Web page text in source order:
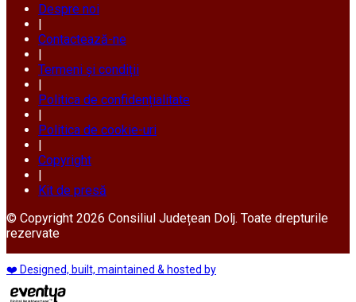
Despre noi
|
Contactează-ne
|
Termeni și condiții
|
Politica de confidențialitate
|
Politica de cookie-uri
|
Copyright
|
Kit de presă
© Copyright 2026 Consiliul Județean Dolj. Toate drepturile
rezervate
❤️ Designed, built, maintained & hosted by